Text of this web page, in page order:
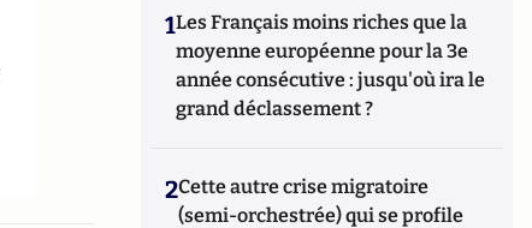
1Les Français moins riches que la
moyenne européenne pour la 3e
année consécutive : jusqu'où ira le
grand déclassement ?
2Cette autre crise migratoire
(semi-orchestrée) qui se profile